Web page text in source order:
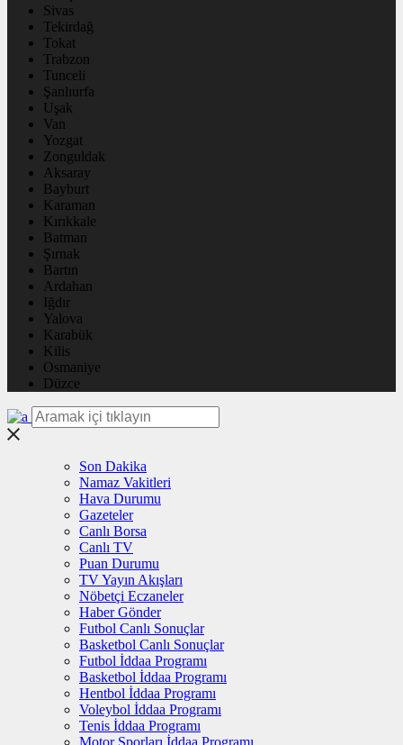
Sivas
Tekirdağ
Tokat
Trabzon
Tunceli
Şanlıurfa
Uşak
Van
Yozgat
Zonguldak
Aksaray
Bayburt
Karaman
Kırıkkale
Batman
Şırnak
Bartın
Ardahan
Iğdır
Yalova
Karabük
Kilis
Osmaniye
Düzce
Son Dakika
Namaz Vakitleri
Hava Durumu
Gazeteler
Canlı Borsa
Canlı TV
Puan Durumu
TV Yayın Akışları
Nöbetçi Eczaneler
Haber Gönder
Futbol Canlı Sonuçlar
Basketbol Canlı Sonuçlar
Futbol İddaa Programı
Basketbol İddaa Programı
Hentbol İddaa Programı
Voleybol İddaa Programı
Tenis İddaa Programı
Motor Sporları İddaa Programı